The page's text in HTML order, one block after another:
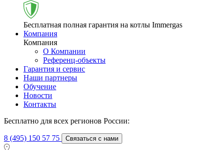
Бесплатная полная гарантия на котлы Immergas
Компания
Компания
О Компании
Референц-объекты
Гарантия и сервис
Наши партнеры
Обучение
Новости
Контакты
Бесплатно для всех регионов России:
8 (495) 150 57 75 Связаться с нами